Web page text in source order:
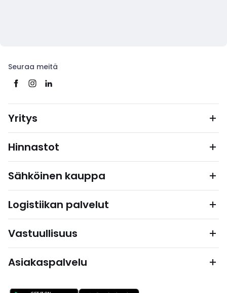
Seuraa meitä
Yritys
Hinnastot
Sähköinen kauppa
Logistiikan palvelut
Vastuullisuus
Asiakaspalvelu